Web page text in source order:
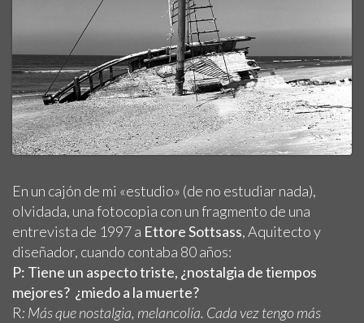
En un cajón de mi «estudio» (de no estudiar nada),
olvidada, una fotocopia con un fragmento de una
entrevista de 1997 a Ettore Sottsass, Aquitecto y
diseñador, cuando contaba 80 años:
P: Tiene un aspecto triste, ¿nostalgia de tiempos
mejores? ¿miedo a la muerte?
R: Más que nostalgia, melancolía. Cada vez tengo más